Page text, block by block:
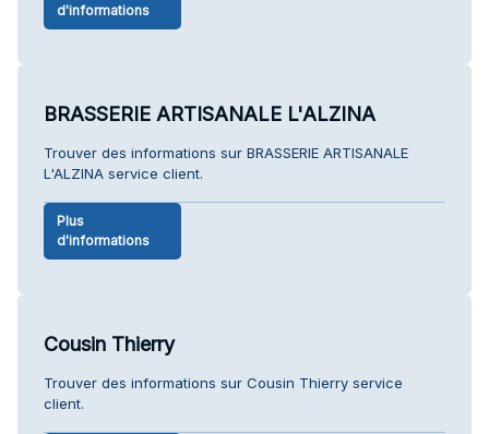
d'informations
BRASSERIE ARTISANALE L'ALZINA
Trouver des informations sur BRASSERIE ARTISANALE
L'ALZINA service client.
Plus
d'informations
Cousin Thierry
Trouver des informations sur Cousin Thierry service
client.